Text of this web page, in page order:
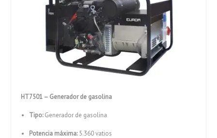
HT7501 – Generador de gasolina
Tipo:Generador de gasolina
Potencia máxima:5.360 vatios